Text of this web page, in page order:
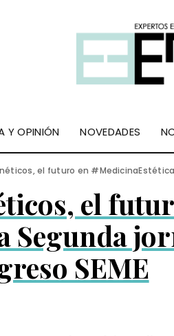
Y OPINIÓN NOVEDADES
el futuro en #MedicinaEstética Segunda
el
Segunda
SEME